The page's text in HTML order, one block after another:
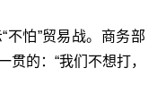
不怕”贸易战。商务部
的：“我们不想打，